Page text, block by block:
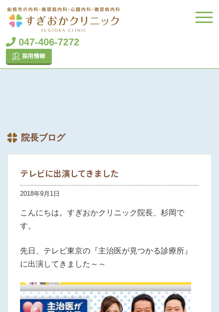
047-406-7272
院長ブログ
テレビに出演してきました
2018年9月1日
こんにちは。すぎおかクリニック院長、杉岡で
す。
先日、テレビ東京の『主治医が見つかる診療所』
に出演してきました～～